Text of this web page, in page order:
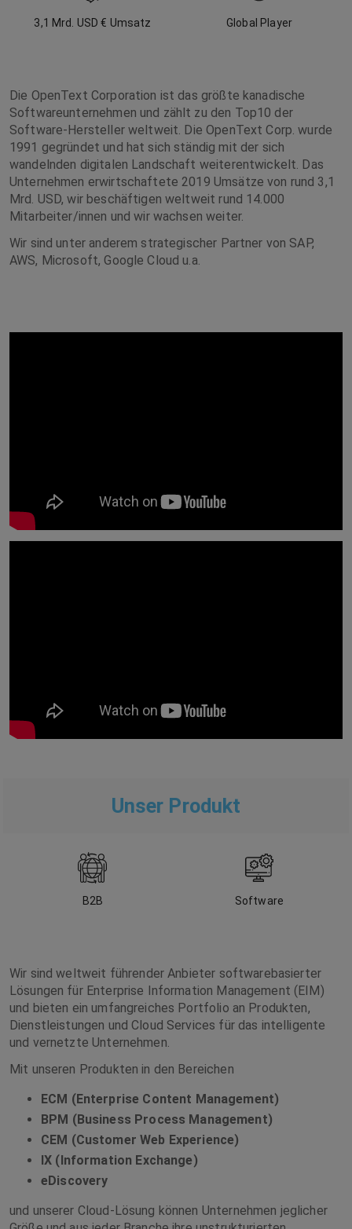
3,1 Mrd. USD€ Umsatz Global Player
Die OpenText Corporation ist das größte kanadische
Softwareunternehmen und zählt zu den Top10 der
Software-Hersteller weltweit. Die OpenText Corp. wurde
1991 gegründet und hat sich ständig mit der sich
wandelnden digitalen Landschaft weiterentwickelt. Das
Unternehmen erwirtschaftete 2019 Umsätze von rund 3,1
Mrd. USD, wir beschäftigen weltweit rund 14.000
Mitarbeiter/innen und wir wachsen weiter.
Wir sind unter anderem strategischer Partner von SAP,
AWS, Microsoft, Google Cloud u.a.
Unser Produkt
B2B Software
Wir sind weltweit führender Anbieter softwarebasierter
Lösungen für Enterprise Information Management (EIM)
und bieten ein umfangreiches Portfolio an Produkten,
Dienstleistungen und Cloud Services für das intelligente
und vernetzte Unternehmen.
Mit unseren Produkten in den Bereichen
ECM (Enterprise Content Management)
BPM (Business Process Management)
CEM (Customer Web Experience)
IX (Information Exchange)
eDiscovery
und unserer Cloud-Lösung können Unternehmen jeglicher